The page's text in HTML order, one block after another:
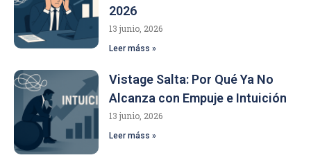
2026
13 junio, 2026
Leer máss »
Vistage Salta: Por Qué Ya No
Alcanza con Empuje e Intuición
13 junio, 2026
Leer máss »